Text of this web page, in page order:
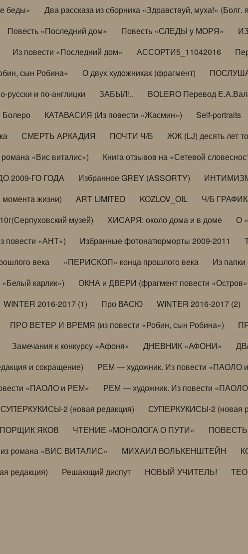
беды»
Два рассказа из сборника «Здравствуй, муха!» (Болг.
Повесть «Последний дом» Повесть «СЛЕДЫ у МОРЯ»
Из повести «Последний дом» АССОРТИ5_11042016
сын Робина»
О двух художниках (фрагмент)
русски и по-англицки ЗАБЫЛ!.. BOLERO Перевод
Болеро КАТАВАСИЯ (Из повести «Жасмин») Self-portraits
СМЕРТЬ АРКАДИЯ ПОЧТИ Ч/Б ЖЖ (LJ) десять лет
«Вис виталис»)
Книга отзывов на «Сетевой
2009-ГО ГОДА
Избранное GREY (ASSORTY) ИНТИМИЗМ
жизни)
ART LIMITED KOZLOV_OIL Ч/Б
музей)
ХИСАРЯ: около дома и в доме О
«АНТ»)
Избранные фотонатюрморты 2009-2011
века
«ПЕРИСКОП» конца прошлого века Из папки
карлик»)
ОКНА и ДВЕРИ (фрагмент повести
WINTER 2016-2017 (1) Про ВАСЮ WINTER 2016-2017 (2)
ПРО ВЕТЕР И ВРЕМЯ (из повести «Робин, сын Робина»)
Замечания к конкурсу «Афоня» ДНЕВНИК «АФОНИ»
и сокращение)
РЕМ — художник. Из повести «ПАОЛО
«ПАОЛО и РЕМ»
РЕМ — художник. Из повести
СУПЕРКУКИСЫ-2 (новая редакция) СУПЕРКУКИСЫ-2 (новая
ЯКОВ ЧТЕНИЕ «МОНОЛОГА О ПУТИ»
романа «ВИС ВИТАЛИС»
МИХАИЛ ВОЛЬКЕНШТЕЙН
редакция)
Решающий диспут НОВЫЙ УЧИТЕЛЬ!